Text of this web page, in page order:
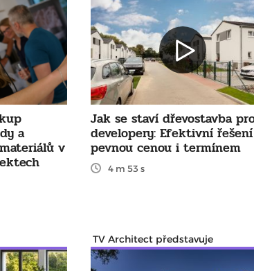
a
v
Jak se staví dřevostavba
developery: Efektivní
pevnou cenou i termínem
4 m 53 s
TV Architect představuje